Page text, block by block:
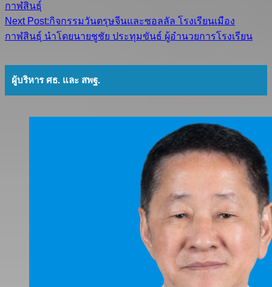
กาฬสินธุ์
Next Post:กิจกรรมวันตรุษจีนและซอลลัล โรงเรียนเมือง
กาฬสินธุ์ นำโดยนายชูชัย ประทุมขันธ์ ผู้อำนวยการโรงเรียน
ผู้บริหาร ศธ. และ สพฐ.